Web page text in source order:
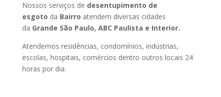
Nossos serviços de desentupimento de
esgoto da Bairro atendem diversas cidades
da Grande São Paulo, ABC Paulista e Interior.
Atendemos residências, condomínios, indústrias,
escolas, hospitais, comércios dentro outros locais 24
horas por dia.